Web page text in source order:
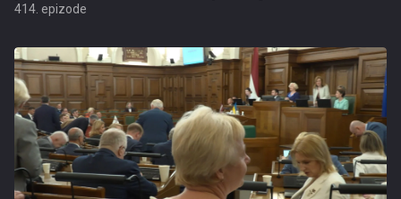
414. epizode